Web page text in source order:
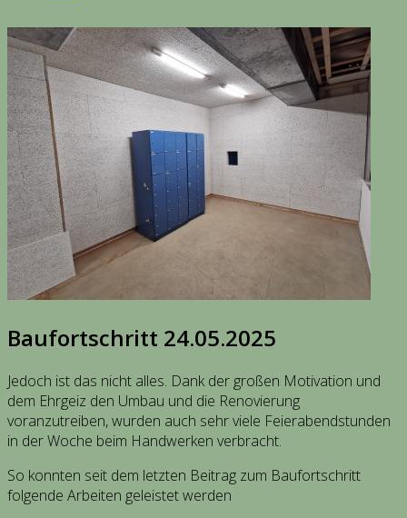
Baufortschritt 24.05.2025
Jedoch ist das nicht alles. Dank der großen Motivation und
dem Ehrgeiz den Umbau und die Renovierung
voranzutreiben, wurden auch sehr viele Feierabendstunden
in der Woche beim Handwerken verbracht.
So konnten seit dem letzten Beitrag zum Baufortschritt
folgende Arbeiten geleistet werden